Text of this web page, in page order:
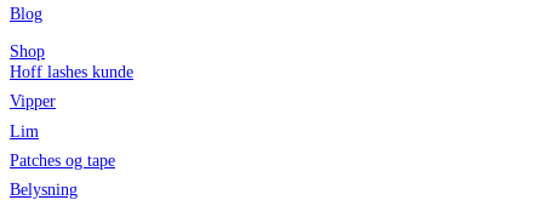
Blog
Shop
Hoff lashes kunde
Vipper
Lim
Patches og tape
Belysning